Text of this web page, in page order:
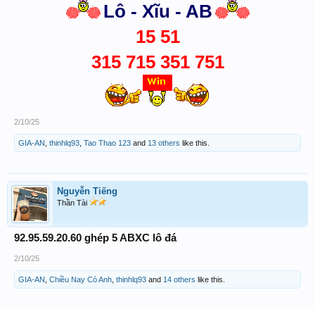
Lô - Xĩu - AB
15 51
315 715 351 751
2/10/25
GIA-AN thinhlq93 Tao Thao 123 and 13 others like this.
Nguyễn Tiếng
Thần Tài
92.95.59.20.60 ghép 5 ABXC lô đá
2/10/25
GIA-AN Chiều Nay Có Anh thinhlq93 and 14 others like this.